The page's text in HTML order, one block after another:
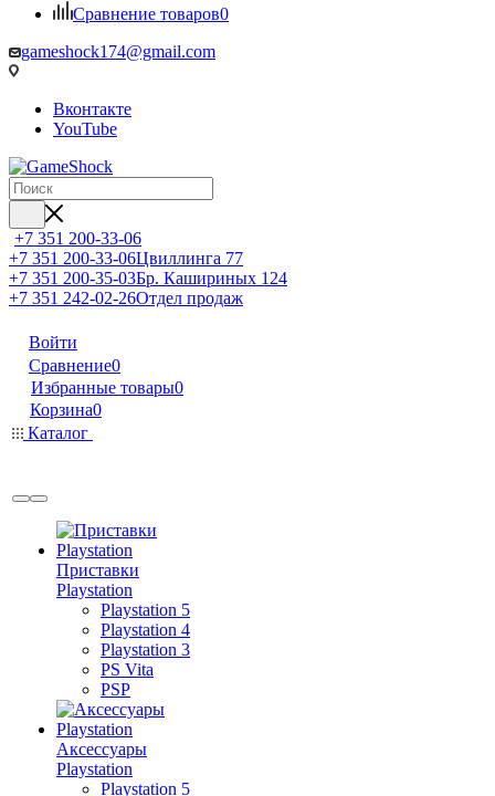
Сравнение товаров0
gameshock174@gmail.com
Вконтакте
YouTube
+7 351 200-33-06
+7 351 200-33-06Цвиллинга 77
+7 351 200-35-03Бр. Кашириных 124
+7 351 242-02-26Отдел продаж
Войти
Сравнение0
Избранные товары0
Корзина0
Каталог
Приставки
Playstation
Playstation 5
Playstation 4
Playstation 3
PS Vita
PSP
Аксессуары
Playstation
Playstation 5